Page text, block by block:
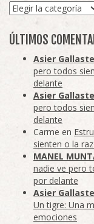
Categorías
ÚLTIMOS
Asier
pero todos
delante
Asier
pero todos
delante
Carme en
sienten o la
MANEL
nadie ve pero
por delante
Asier
Un tigre: Una
emociones